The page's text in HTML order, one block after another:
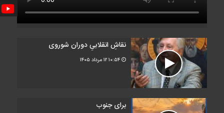
نقاشِ انقلابیِ دوران شوروی
۱۲ مرداد ۱۴۰۵
برای جنوب